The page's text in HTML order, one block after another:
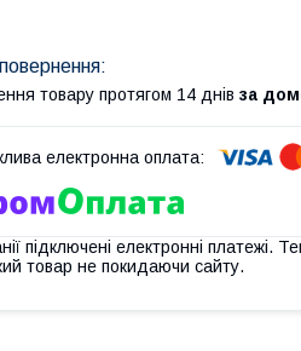
товару протягом 14 днів за
підключені електронні платежі.
товар не покидаючи сайту.